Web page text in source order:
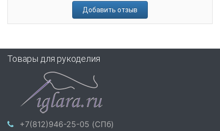
Добавить отзыв
Товары для рукоделия
+7(812)946-25-05 (СПб)